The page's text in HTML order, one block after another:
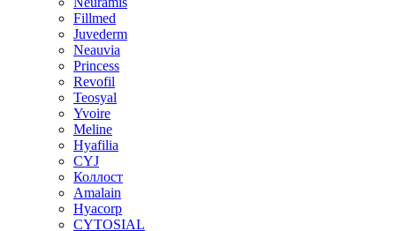
Fillmed
Juvederm
Neauvia
Princess
Revofil
Teosyal
Yvoire
Meline
Hyafilia
CYJ
Коллост
Amalain
Hyacorp
CYTOSIAL